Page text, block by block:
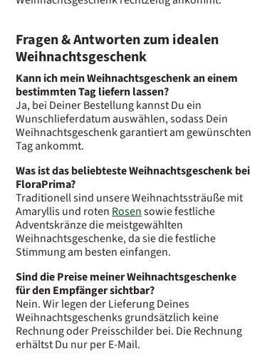
Fragen & Antworten zum idealen
Weihnachtsgeschenk
Kann ich mein Weihnachtsgeschenk an einem
bestimmten Tag liefern lassen?
Ja, bei Deiner Bestellung kannst Du ein
Wunschlieferdatum auswählen, sodass Dein
Weihnachtsgeschenk garantiert am gewünschten
Tag ankommt.
Was ist das beliebteste Weihnachtsgeschenk bei
FloraPrima?
Traditionell sind unsere Weihnachtssträuße mit
Amaryllis und roten Rosensowie festliche
Adventskränze die meistgewählten
Weihnachtsgeschenke, da sie die festliche
Stimmung am besten einfangen.
Sind die Preise meiner Weihnachtsgeschenke
für den Empfänger sichtbar?
Nein. Wir legen der Lieferung Deines
Weihnachtsgeschenks grundsätzlich keine
Rechnung oder Preisschilder bei. Die Rechnung
erhältst Du nur per E-Mail.